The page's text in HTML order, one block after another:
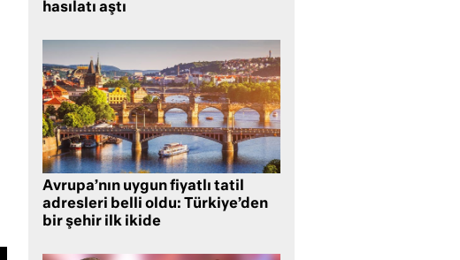
hasılatı aştı
Avrupa’nın uygun fiyatlı tatil
adresleri belli oldu: Türkiye’den
bir şehir ilk ikide